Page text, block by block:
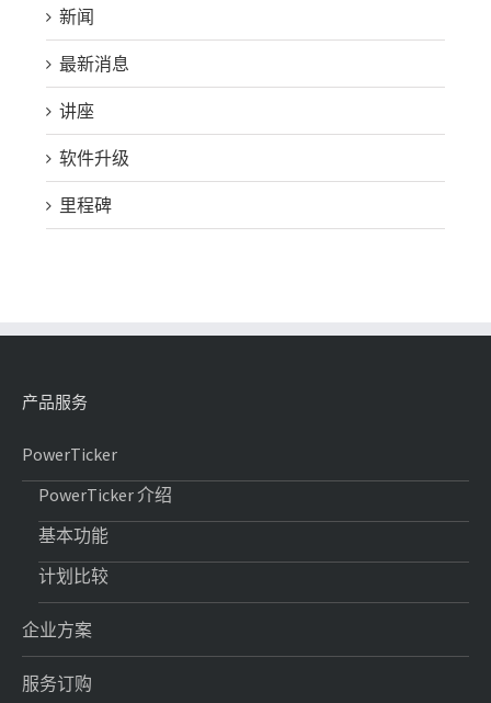
新闻
最新消息
讲座
软件升级
里程碑
产品服务
PowerTicker
PowerTicker 介绍
基本功能
计划比较
企业方案
服务订购